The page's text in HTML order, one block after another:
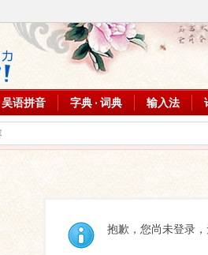
吴语拼音 字典 · 词典 输入法
抱歉，您尚未登录